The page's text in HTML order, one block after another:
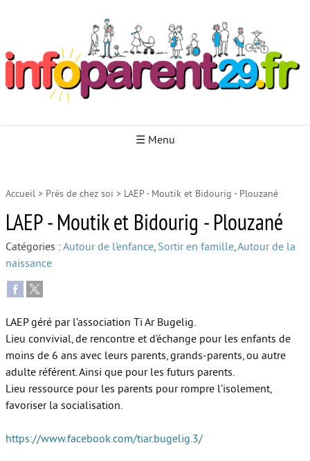
☰ Menu
Accueil
Autour de la naissance
Autour de la petite enfance
Autour de l’école
Protéger les enfants
Face au handicap
Sortir en famille
Accueil > Près de chez soi > LAEP - Moutik et Bidourig - Plouzané
LAEP - Moutik et Bidourig - Plouzané
Catégories :Autour de l’enfance, Sortir en famille,Autour de la
naissance
LAEP géré par l’association Ti Ar Bugelig.
Lieu convivial, de rencontre et d’échange pour les enfants de
moins de 6 ans avec leurs parents, grands-parents, ou autre
adulte référent. Ainsi que pour les futurs parents.
Lieu ressource pour les parents pour rompre l’isolement,
favoriser la socialisation.
https://www.facebook.com/tiar.bugelig.3/